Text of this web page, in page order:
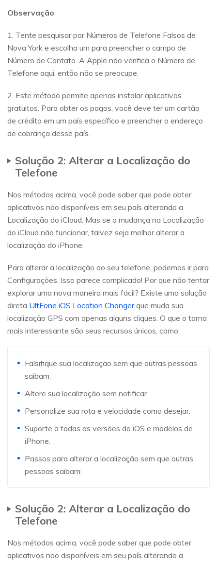
Observação
1. Tente pesquisar por Números de Telefone Falsos de
Nova York e escolha um para preencher o campo de
Número de Contato. A Apple não verifica o Número de
Telefone aqui, então não se preocupe.
2. Este método permite apenas instalar aplicativos
gratuitos. Para obter os pagos, você deve ter um cartão
de crédito em um país específico e preencher o endereço
de cobrança desse país.
Solução 2: Alterar a Localização do
Telefone
Nos métodos acima, você pode saber que pode obter
aplicativos não disponíveis em seu país alterando a
Localização do iCloud. Mas se a mudança na Localização
do iCloud não funcionar, talvez seja melhor alterar a
localização do iPhone.
Para alterar a localização do seu telefone, podemos ir para
Configurações. Isso parece complicado! Por que não tentar
explorar uma nova maneira mais fácil? Existe uma solução
direta UltFone iOS Location Changerque muda sua
localização GPS com apenas alguns cliques. O que o torna
mais interessante são seus recursos únicos, como:
Falsifique sua localização sem que outras pessoas
saibam.
Altere sua localização sem notificar.
Personalize sua rota e velocidade como desejar.
Suporte a todas as versões do iOS e modelos de
iPhone.
Passos para alterar a localização sem que outras
pessoas saibam:
Solução 2: Alterar a Localização do
Telefone
Nos métodos acima, você pode saber que pode obter
aplicativos não disponíveis em seu país alterando a